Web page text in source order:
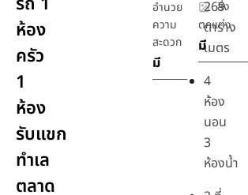
ห้อง
ครัว
1
ห้อง
รับแขก
ทำเล
ตลาด
อำนวย
ความ
สะดวก
มี
สิ่ง
ตกแต่ง
มี
269
ตาราง
เมตร
4
ห้อง
นอน
3
ห้องน้ำ